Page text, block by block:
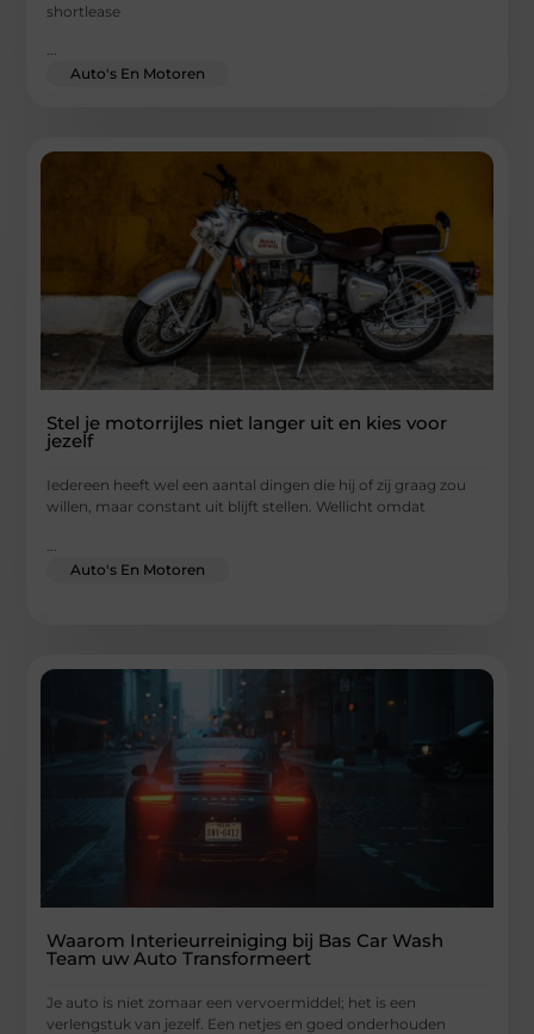
shortlease
...
Auto's En Motoren
Stel je motorrijles niet langer uit en kies voor
jezelf
Iedereen heeft wel een aantal dingen die hij of zij graag zou
willen, maar constant uit blijft stellen. Wellicht omdat
Auto's En Motoren
Waarom Interieurreiniging bij Bas Car Wash
Team uw Auto Transformeert
Je auto is niet zomaar een vervoermiddel; het is een
verlengstuk van jezelf. Een netjes en goed onderhouden